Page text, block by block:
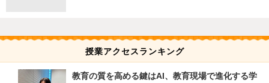
授業アクセスランキング
教育の質を高める鍵はAI、教育現場で進化する学